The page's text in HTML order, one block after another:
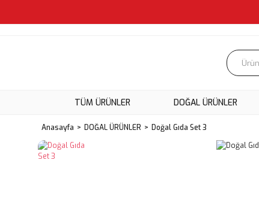
TÜM ÜRÜNLER DOĞAL ÜRÜNLER
Anasayfa DOĞAL ÜRÜNLER Doğal Gıda Set 3